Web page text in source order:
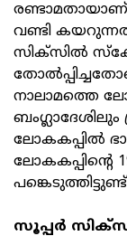
വണ്ടി
സിക്സിൽ
നാലാമത്തെ
ബംഗ്ലാദേശിലും
ലോകകപ്പിൽ
ലോകകപ്പിന്റെ
സൂപ്പർ